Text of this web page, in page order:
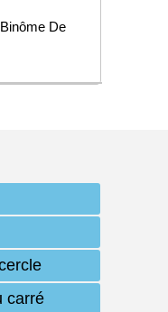
De
carré